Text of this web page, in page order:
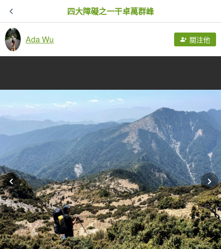
四大障礙之一干卓萬群峰
Ada Wu 關注他